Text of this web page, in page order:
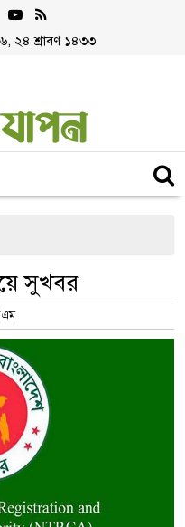
২৪ শ্রাবণ ১৪৩৩
সুখবর